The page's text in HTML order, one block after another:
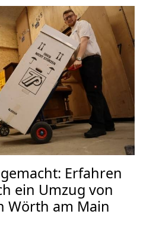
Erfahren
ein Umzug von
Wörth am Main